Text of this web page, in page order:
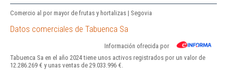
Comercio al por mayor de frutas y hortalizas | Segovia
Datos comerciales de Tabuenca Sa
Información ofrecida por
Tabuenca Sa en el año 2024 tiene unos activos registrados por un valor de
12.286.269 € y unas ventas de 29.033.996 €.